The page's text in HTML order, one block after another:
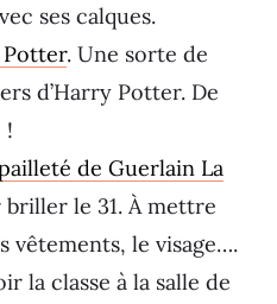
ses calques.
Potter. Une sorte de
d’Harry Potter. De
!
de Guerlain La
le 31. À mettre
vêtements, le visage….
la classe à la salle de